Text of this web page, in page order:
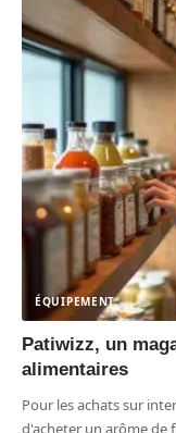
ÉQUIPEMENT
Patiwizz, un
alimentaires
Pour les achats sur
d'acheter un arôme de